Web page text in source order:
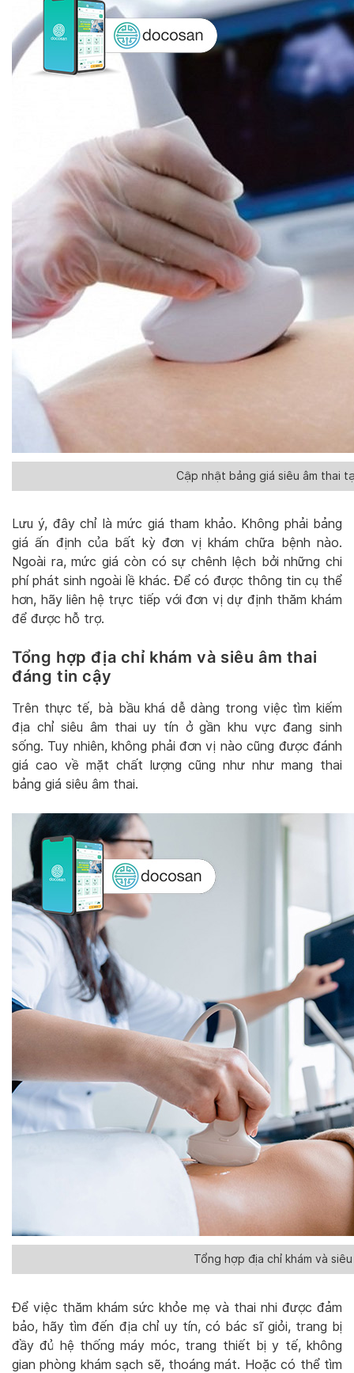
Cập nhật bảng giá siêu âm thai
Lưu ý, đây chỉ là mức giá tham khảo. Không phải bảng
giá ấn định của bất kỳ đơn vị khám chữa bệnh nào.
Ngoài ra, mức giá còn có sự chênh lệch bởi những chi
phí phát sinh ngoài lề khác. Để có được thông tin cụ thể
hơn, hãy liên hệ trực tiếp với đơn vị dự định thăm khám
để được hỗ trợ.
Tổng hợp địa chỉ khám và siêu âm thai
đáng tin cậy
Trên thực tế, bà bầu khá dễ dàng trong việc tìm kiếm
địa chỉ siêu âm thai uy tín ở gần khu vực đang sinh
sống. Tuy nhiên, không phải đơn vị nào cũng được đánh
giá cao về mặt chất lượng cũng như như mang thai
bảng giá siêu âm thai.
Tổng hợp địa chỉ khám và
Để việc thăm khám sức khỏe mẹ và thai nhi được đảm
bảo, hãy tìm đến địa chỉ uy tín, có bác sĩ giỏi, trang bị
đầy đủ hệ thống máy móc, trang thiết bị y tế, không
gian phòng khám sạch sẽ, thoáng mát. Hoặc có thể tìm